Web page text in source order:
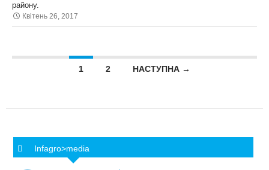
району.
Квітень 26, 2017
Posts navigation
1 2 НАСТУПНА →
Infagro>media